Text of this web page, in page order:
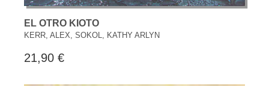
EL OTRO KIOTO
KERR, ALEX, SOKOL, KATHY ARLYN
21,90 €